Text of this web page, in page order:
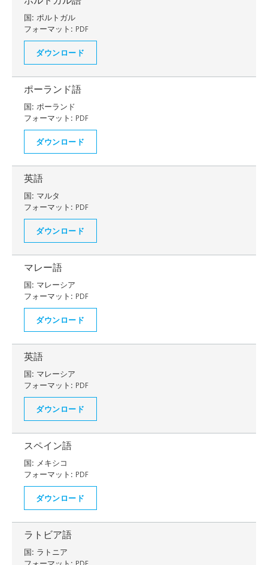
国: ポルトガル
フォーマット: PDF
ダウンロード
ポーランド語
国: ポーランド
フォーマット: PDF
ダウンロード
英語
国: マルタ
フォーマット: PDF
ダウンロード
マレー語
国: マレーシア
フォーマット: PDF
ダウンロード
英語
国: マレーシア
フォーマット: PDF
ダウンロード
スペイン語
国: メキシコ
フォーマット: PDF
ダウンロード
ラトビア語
国: ラトニア